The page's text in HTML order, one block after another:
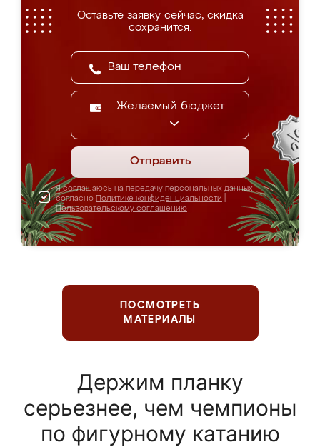
Оставьте заявку сейчас, скидка
сохранится.
Желаемый бюджет
Отправить
Я соглашаюсь на передачу персональных данных
согласно Политике конфиденциальности
Пользовательскому соглашению
ПОСМОТРЕТЬ
МАТЕРИАЛЫ
Держим планку
серьезнее, чем чемпионы
по фигурному катанию